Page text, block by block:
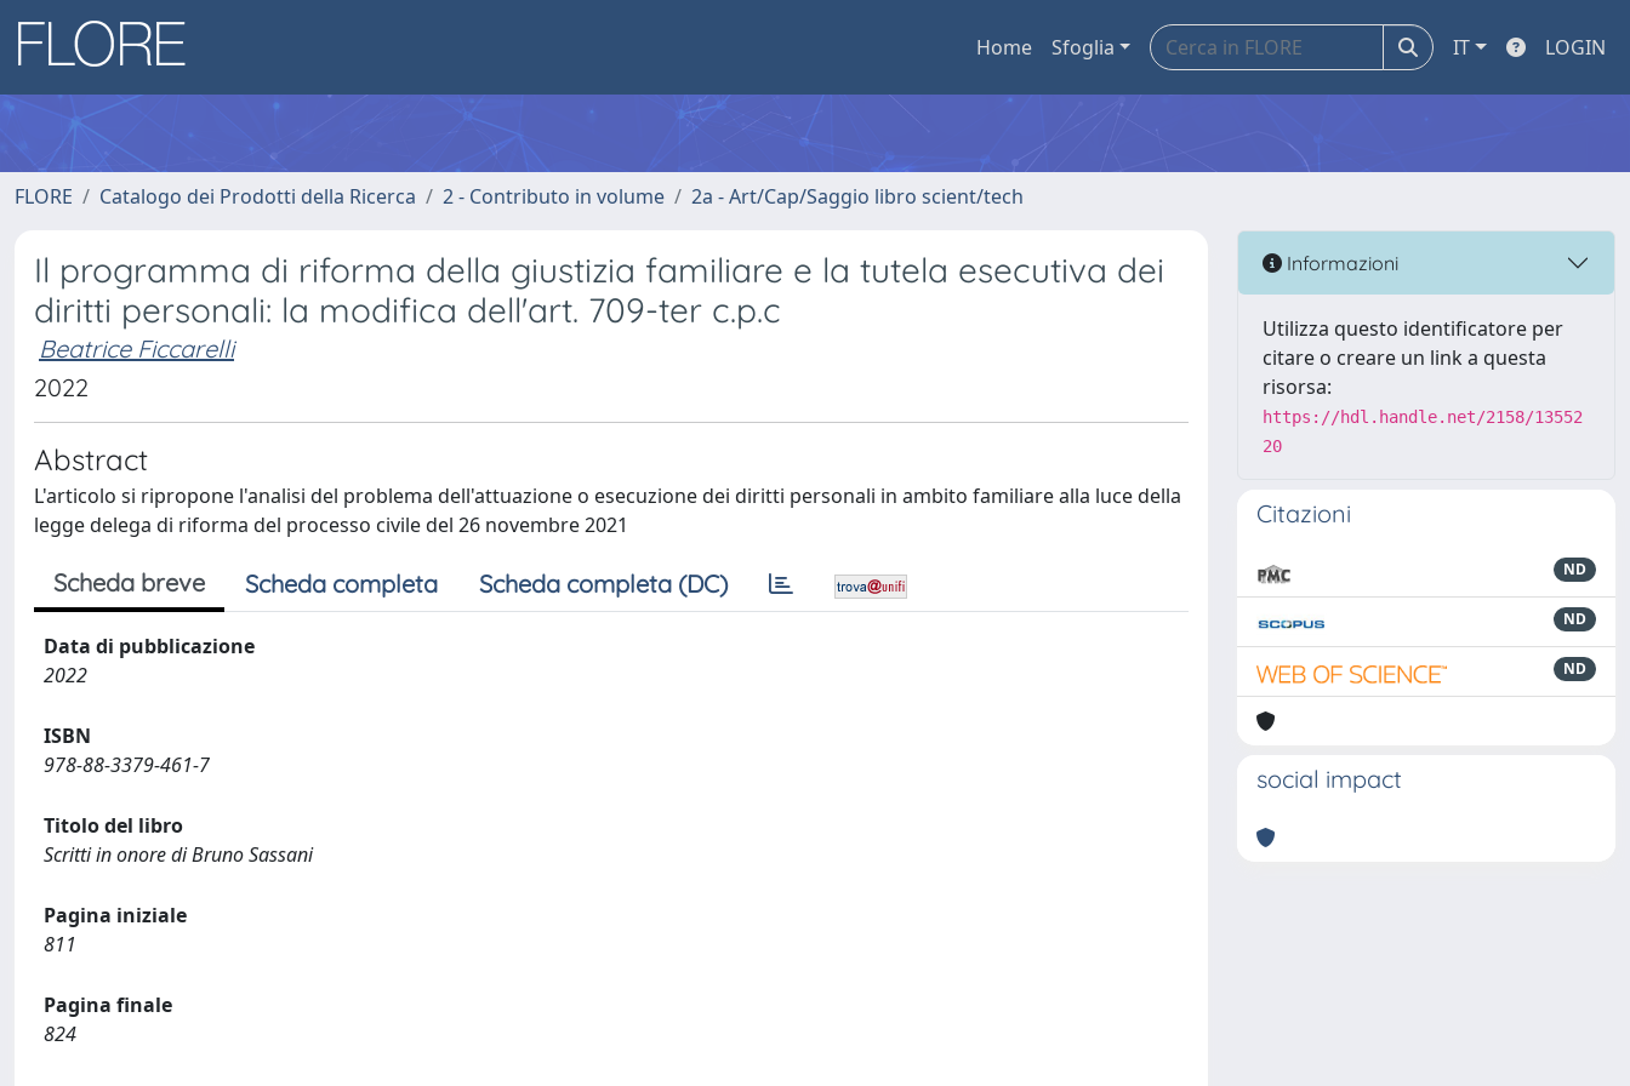
Home Sfoglia IT LOGIN
FLORE Catalogo dei Prodotti della Ricerca 2 - Contributo in volume 2a - Art/Cap/Saggio libro scient/tech
Il programma di riforma della giustizia familiare e la tutela esecutiva dei
diritti personali: la modifica dell'art. 709-ter c.p.c
Beatrice Ficcarelli
2022
Abstract
L'articolo si ripropone l'analisi del problema dell'attuazione o esecuzione dei diritti personali in ambito familiare alla luce della
legge delega di riforma del processo civile del 26 novembre 2021
Scheda breve Scheda completa Scheda completa (DC)
Data di pubblicazione
2022
ISBN
978-88-3379-461-7
Titolo del libro
Scritti in onore di Bruno Sassani
Pagina iniziale
811
Pagina finale
824
Informazioni
Utilizza questo identificatore per
citare o creare un link a questa
risorsa:
https://hdl.handle.net/2158/13552
20
Citazioni
ND
ND
ND
social impact